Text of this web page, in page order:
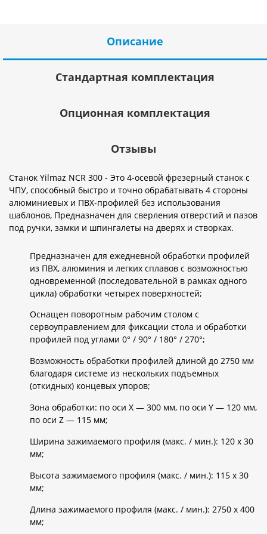
Описание
Стандартная комплектация
Опционная комплектация
Отзывы
Станок Yilmaz NCR 300 - Это 4-осевой фрезерный станок с
ЧПУ, способный быстро и точно обрабатывать 4 стороны
алюминиевых и ПВХ-профилей без использования
шаблонов, Предназначен для сверления отверстий и пазов
под ручки, замки и шпингалеты на дверях и створках.
Предназначен для ежедневной обработки профилей
из ПВХ, алюминия и легких сплавов с возможностью
одновременной (последовательной в рамках одного
цикла) обработки четырех поверхностей;
Оснащен поворотным рабочим столом с
сервоуправлением для фиксации стола и обработки
профилей под углами 0° / 90° / 180° / 270°;
Возможность обработки профилей длиной до 2750 мм
благодаря системе из нескольких подъемных
(откидных) концевых упоров;
Зона обработки: по оси X — 300 мм, по оси Y — 120 мм,
по оси Z — 115 мм;
Ширина зажимаемого профиля (макс. / мин.): 120 х 30
мм;
Высота зажимаемого профиля (макс. / мин.): 115 х 30
мм;
Длина зажимаемого профиля (макс. / мин.): 2750 х 400
мм;